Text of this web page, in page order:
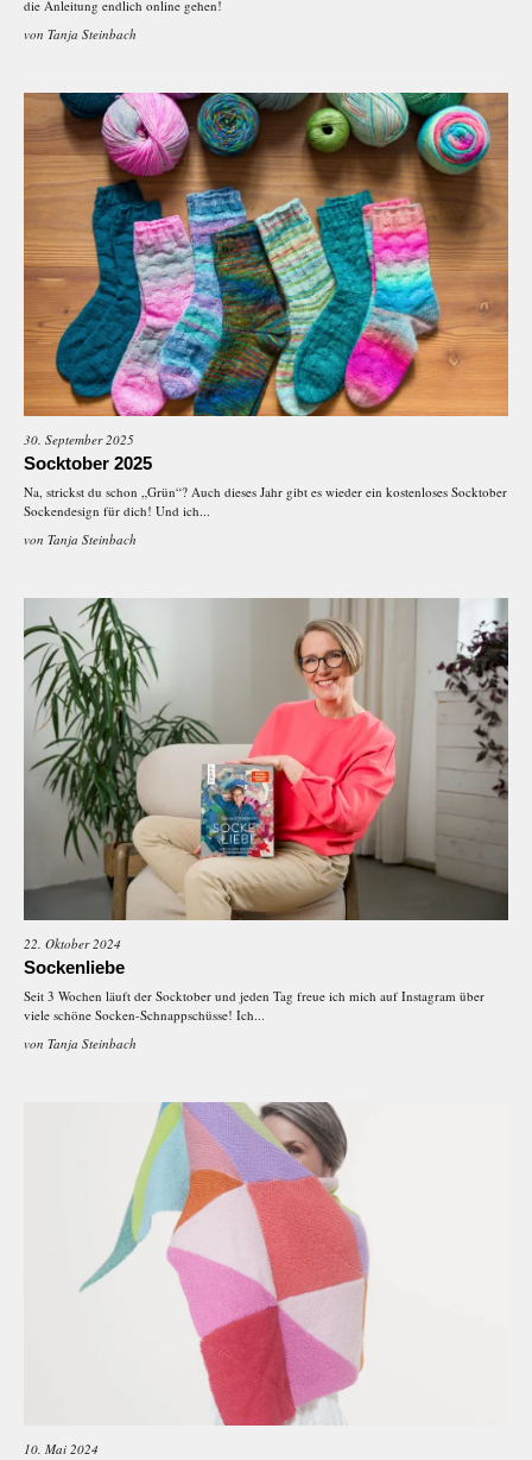
die Anleitung endlich online gehen!
von Tanja Steinbach
30. September 2025
Socktober 2025
Na, strickst du schon „Grün“? Auch dieses Jahr gibt es wieder ein kostenloses Socktober
Sockendesign für dich! Und ich...
von Tanja Steinbach
22. Oktober 2024
Sockenliebe
Seit 3 Wochen läuft der Socktober und jeden Tag freue ich mich auf Instagram über
viele schöne Socken-Schnappschüsse! Ich...
von Tanja Steinbach
10. Mai 2024